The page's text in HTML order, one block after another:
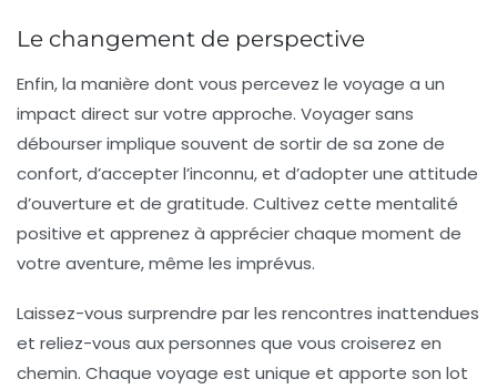
Le changement de perspective
Enfin, la manière dont vous percevez le voyage a un
impact direct sur votre approche. Voyager sans
débourser implique souvent de sortir de sa zone de
confort, d’accepter l’inconnu, et d’adopter une attitude
d’ouverture et de gratitude. Cultivez cette mentalité
positive et apprenez à apprécier chaque moment de
votre aventure, même les imprévus.
Laissez-vous surprendre par les rencontres inattendues
et reliez-vous aux personnes que vous croiserez en
chemin. Chaque voyage est unique et apporte son lot